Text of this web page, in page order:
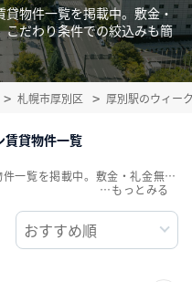
物件一覧を掲載中。敷金・
だわり条件での絞込みも簡
札幌市厚別区 厚別駅のウィー
賃貸物件一覧
厚別駅のウィークリーマンション賃貸物件一覧を掲載中。敷金・礼金無料、家具・家電付をご紹介。こだわり条件での絞込みも簡単！
…